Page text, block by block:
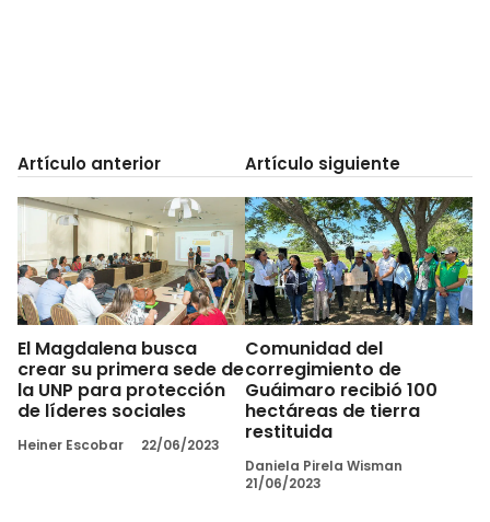
Artículo anterior
El Magdalena busca
crear su primera sede de
la UNP para protección
de líderes sociales
Heiner Escobar 22/06/2023
Artículo siguiente
Comunidad del
corregimiento de
Guáimaro recibió 100
hectáreas de tierra
restituida
Daniela Pirela Wisman
21/06/2023